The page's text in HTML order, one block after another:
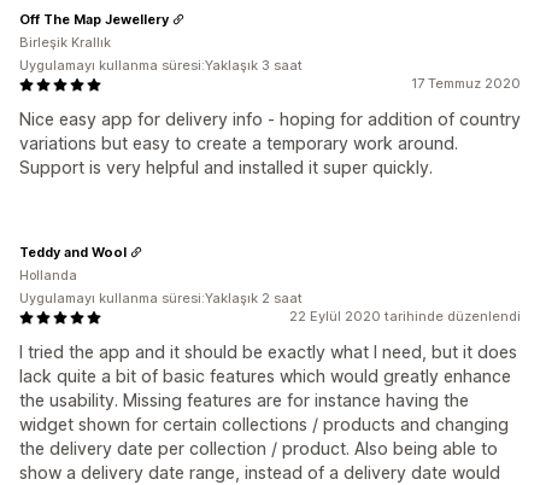
17 Temmuz 2020
Nice easy app for delivery info - hoping for addition of country
variations but easy to create a temporary work around.
Support is very helpful and installed it super quickly.
Off The Map Jewellery
Birleşik Krallık
Uygulamayı kullanma süresi:Yaklaşık 3 saat
22 Eylül 2020 tarihinde düzenlendi
I tried the app and it should be exactly what I need, but it does
lack quite a bit of basic features which would greatly enhance
the usability. Missing features are for instance having the
widget shown for certain collections / products and changing
the delivery date per collection / product. Also being able to
show a delivery date range, instead of a delivery date would
Teddy and Wool
Hollanda
Uygulamayı kullanma süresi:Yaklaşık 2 saat